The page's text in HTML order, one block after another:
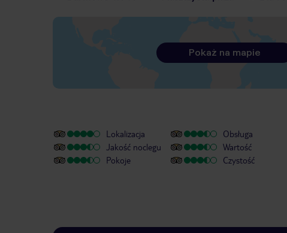
Pokaż na mapie
Lokalizacja
Jakość noclegu
Pokoje
Obsługa
Wartość
Czystość